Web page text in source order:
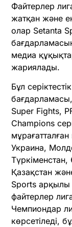
Файтерлер
жатқан және
олар Setanta
медиа
жариялады.
Бұл
Super Fights,
Champions
Украина,
Қазақстан
Sports арқылы
файтерлер
Чемпиондар
көрсетіледі,